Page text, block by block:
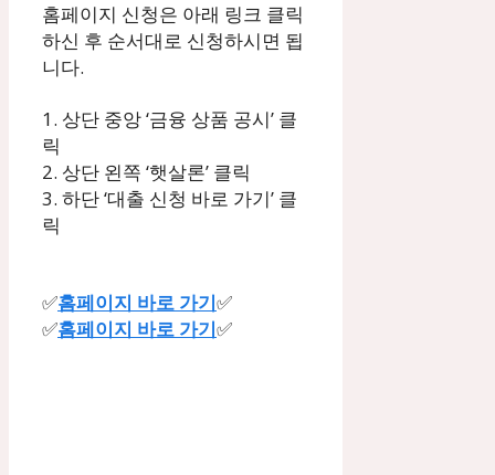
홈페이지 신청은 아래 링크 클릭
하신 후 순서대로 신청하시면 됩
니다.
1. 상단 중앙 ‘금융 상품 공시’ 클
릭
2. 상단 왼쪽 ‘햇살론’ 클릭
3. 하단 ‘대출 신청 바로 가기’ 클
릭
✅홈페이지 바로 가기✅
✅홈페이지 바로 가기✅